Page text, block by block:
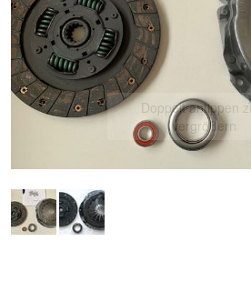
Doppelt antippen
vergrößern